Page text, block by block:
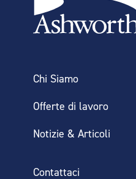
Chi Siamo
Offerte di lavoro
Notizie & Articoli
Contattaci